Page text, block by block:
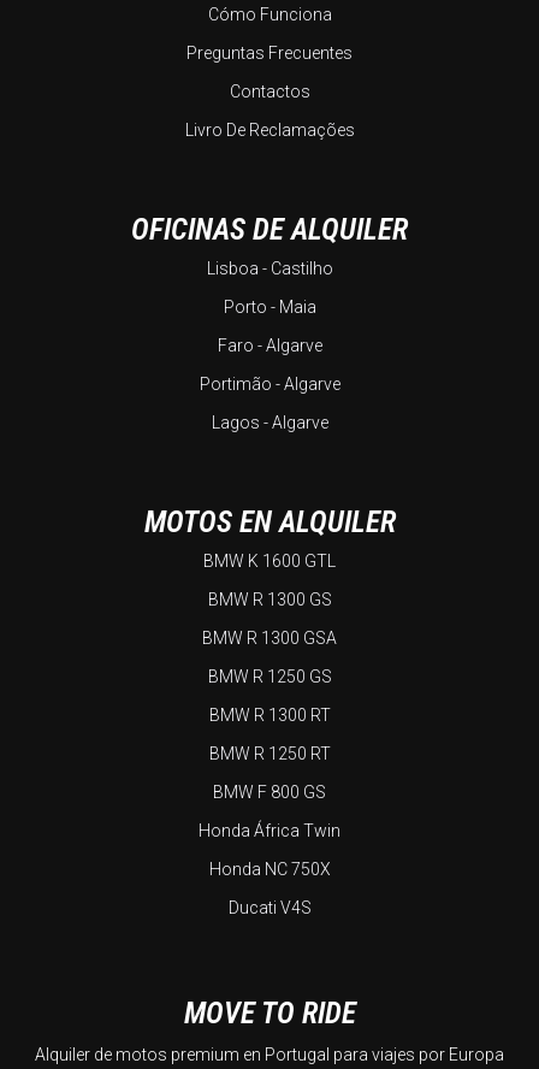
Cómo Funciona
Preguntas Frecuentes
Contactos
Livro De Reclamações
OFICINAS DE ALQUILER
Lisboa - Castilho
Porto - Maia
Faro - Algarve
Portimão - Algarve
Lagos - Algarve
MOTOS EN ALQUILER
BMW K 1600 GTL
BMW R 1300 GS
BMW R 1300 GSA
BMW R 1250 GS
BMW R 1300 RT
BMW R 1250 RT
BMW F 800 GS
Honda África Twin
Honda NC 750X
Ducati V4S
MOVE TO RIDE
Alquiler de motos premium en Portugal para viajes por Europa